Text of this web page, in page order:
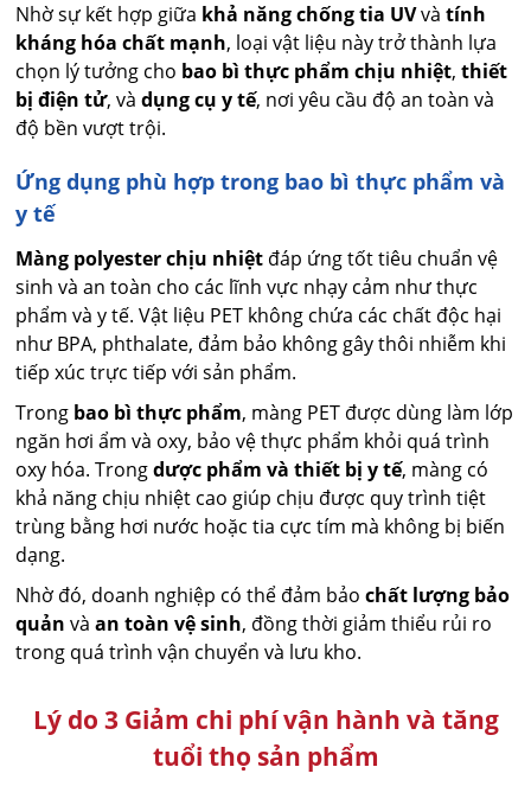
Nhờ sự kết hợp giữa khả năng chống tia UVvàtính
kháng hóa chất mạnh, loại vật liệu này trở thành lựa
chọn lý tưởng cho bao bì thực phẩm chịu nhiệt,thiết
bị điện tử, vàdụng cụ y tế, nơi yêu cầu độ an toàn và
độ bền vượt trội.
Ứng dụng phù hợp trong bao bì thực phẩm và
y tế
Màng polyester chịu nhiệt đáp ứng tốt tiêu chuẩn vệ
sinh và an toàn cho các lĩnh vực nhạy cảm như thực
phẩm và y tế. Vật liệu PET không chứa các chất độc hại
như BPA, phthalate, đảm bảo không gây thôi nhiễm khi
tiếp xúc trực tiếp với sản phẩm.
Trong bao bì thực phẩm, màng PET được dùng làm lớp
ngăn hơi ẩm và oxy, bảo vệ thực phẩm khỏi quá trình
oxy hóa. Trongdược phẩm và thiết bị y tế, màng có
khả năng chịu nhiệt cao giúp chịu được quy trình tiệt
trùng bằng hơi nước hoặc tia cực tím mà không bị biến
dạng.
Nhờ đó, doanh nghiệp có thể đảm bảochất lượng bảo
quản vàan toàn vệ sinh, đồng thời giảm thiểu rủi ro
trong quá trình vận chuyển và lưu kho.
Lý do 3 Giảm chi phí vận hành và tăng
tuổi thọ sản phẩm